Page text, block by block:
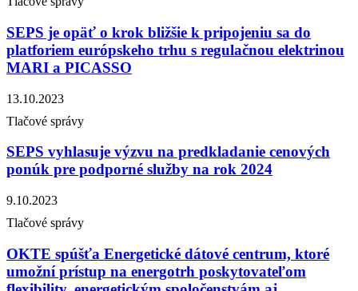
SEPS je opäť o krok bližšie k pripojeniu sa do
platforiem európskeho trhu s regulačnou elektrinou
MARI a PICASSO
13.10.2023
Tlačové správy
SEPS vyhlasuje výzvu na predkladanie cenových
ponúk pre podporné služby na rok 2024
9.10.2023
Tlačové správy
OKTE spúšťa Energetické dátové centrum, ktoré
umožní prístup na energotrh poskytovateľom